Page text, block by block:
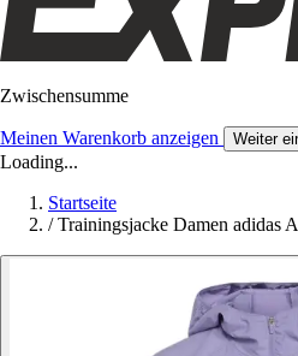
Zwischensumme
Meinen Warenkorb anzeigen Weiter
Loading...
Startseite
/ Trainingsjacke Damen adidas